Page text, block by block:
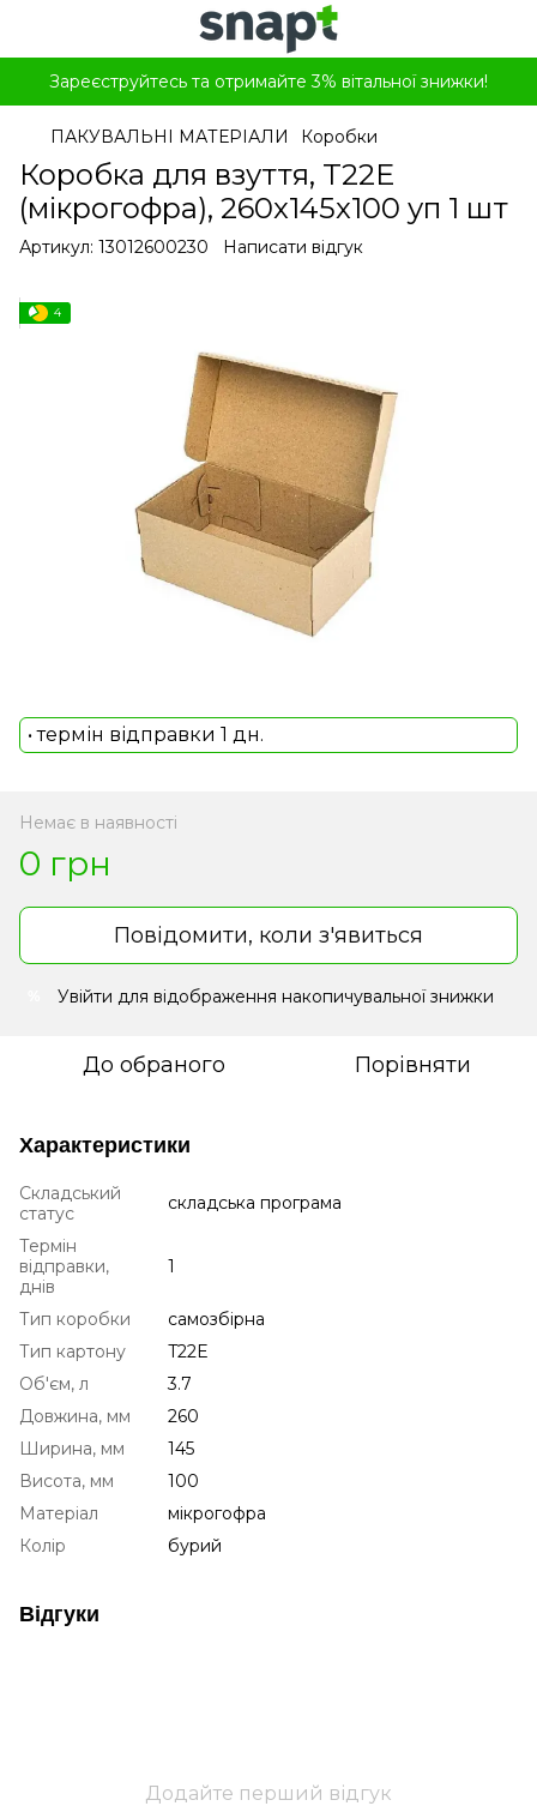
Зареєструйтесь та отримайте 3% вітальної знижки!
ПАКУВАЛЬНІ МАТЕРІАЛИ Коробки
Коробка для взуття, T22E
(мікрогофра), 260x145x100 уп 1 шт
Артикул: 13012600230 Написати відгук
4
• термін відправки 1 дн.
Немає в наявності
0 грн
Повідомити, коли з'явиться
Увійти для відображення накопичувальної знижки
До обраного Порівняти
Характеристики
Складський
статус
складська програма
Термін
відправки,
днів
1
Тип коробки
самозбірна
Тип картону
T22E
Об'єм, л
3.7
Довжина, мм
260
Ширина, мм
145
Висота, мм
100
Матеріал
мікрогофра
Колір
бурий
Відгуки
Додайте перший відгук